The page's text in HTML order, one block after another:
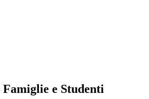
e Studenti